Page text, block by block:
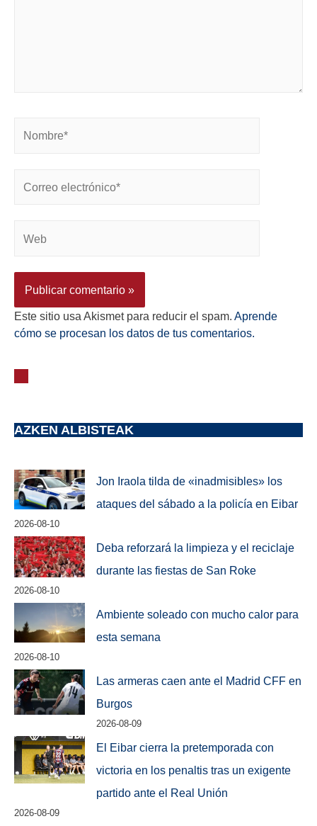
Este sitio usa Akismet para reducir el spam. Aprende
cómo se procesan los datos de tus comentarios.
AZKEN ALBISTEAK
Jon Iraola tilda de «inadmisibles» los
ataques del sábado a la policía en Eibar
2026-08-10
Deba reforzará la limpieza y el reciclaje
durante las fiestas de San Roke
2026-08-10
Ambiente soleado con mucho calor para
esta semana
2026-08-10
Las armeras caen ante el Madrid CFF en
Burgos
2026-08-09
El Eibar cierra la pretemporada con
victoria en los penaltis tras un exigente
partido ante el Real Unión
2026-08-09